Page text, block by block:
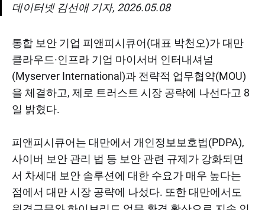
데이터넷 김선애 기자, 2026.05.08
통합 보안 기업 피앤피시큐어(대표 박천오)가 대만
클라우드·인프라 기업 마이서버 인터내셔널
(Myserver International)과 전략적 업무협약(MOU)
을 체결하고, 제로 트러스트 시장 공략에 나선다고 8
일 밝혔다.
피앤피시큐어는 대만에서 개인정보보호법(PDPA),
사이버 보안 관리 법 등 보안 관련 규제가 강화되면
서 차세대 보안 솔루션에 대한 수요가 매우 높다는
점에서 대만 시장 공략에 나섰다. 또한 대만에서도